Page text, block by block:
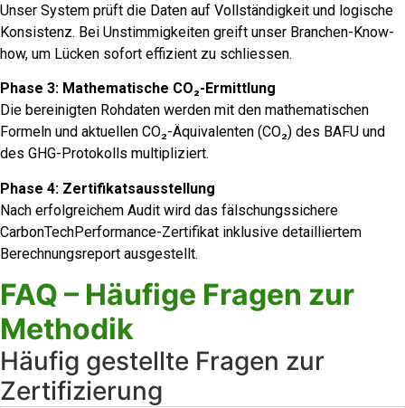
Unser System prüft die Daten auf Vollständigkeit und logische
Konsistenz. Bei Unstimmigkeiten greift unser Branchen-Know-
how, um Lücken sofort effizient zu schliessen.
Phase 3: Mathematische CO₂-Ermittlung
Die bereinigten Rohdaten werden mit den mathematischen
Formeln und aktuellen CO₂-Äquivalenten (CO₂) des BAFU und
des GHG-Protokolls multipliziert.
Phase 4: Zertifikatsausstellung
Nach erfolgreichem Audit wird das fälschungssichere
CarbonTechPerformance-Zertifikat inklusive detailliertem
Berechnungsreport ausgestellt.
FAQ – Häufige Fragen zur
Methodik
Häufig gestellte Fragen zur
Zertifizierung